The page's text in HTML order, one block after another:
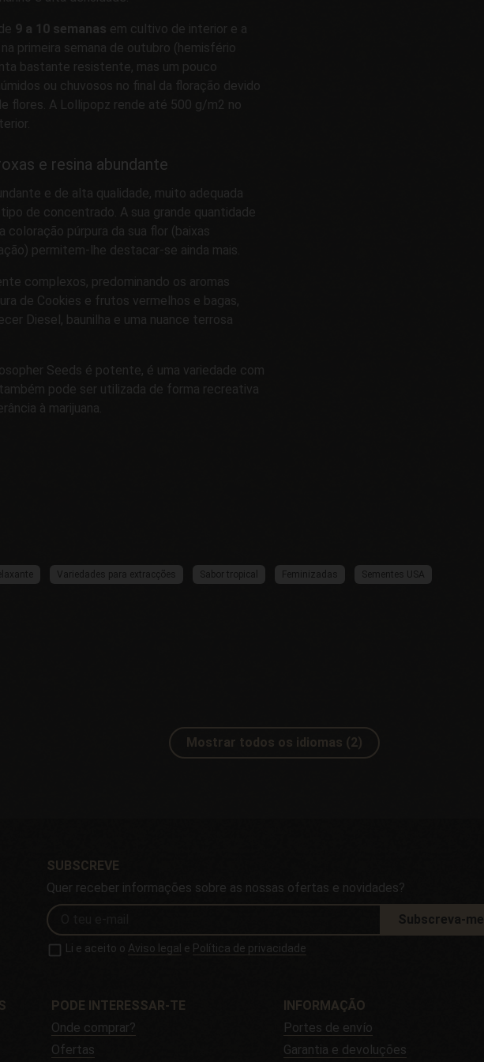
9 a 10 semanas em cultivo de interior e a
primeira semana de outubro (hemisfério
bastante resistente, mas um pouco
ou chuvosos no final da floração devido
flores. A Lollipopz rende até 500 g/m2 no
e resina abundante
e de alta qualidade, muito adequada
de concentrado. A sua grande quantidade
coloração púrpura da sua flor (baixas
permitem-lhe destacar-se ainda mais.
complexos, predominando os aromas
de Cookies e frutos vermelhos e bagas,
Diesel, baunilha e uma nuance terrosa
Seeds é potente, é uma variedade com
pode ser utilizada de forma recreativa
à marijuana.
Variedades para extracções Sabor tropical Feminizadas Sementes USA
Mostrar todos os idiomas (2)
SUBSCREVE
Quer receber informações sobre as nossas ofertas e novidades?
Subscreva-me
Li e aceito o Aviso legal e Política de privacidade
PODE INTERESSAR-TE
Onde comprar?
Ofertas
INFORMAÇÃO
Portes de envío
Garantia e devoluções